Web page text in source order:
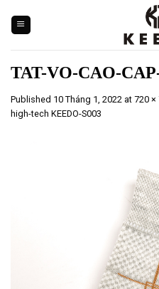
content
TAT-VO-CAO-
Published 10 Tháng 1, 2022 at 720 ×
high-tech KEEDO-S003